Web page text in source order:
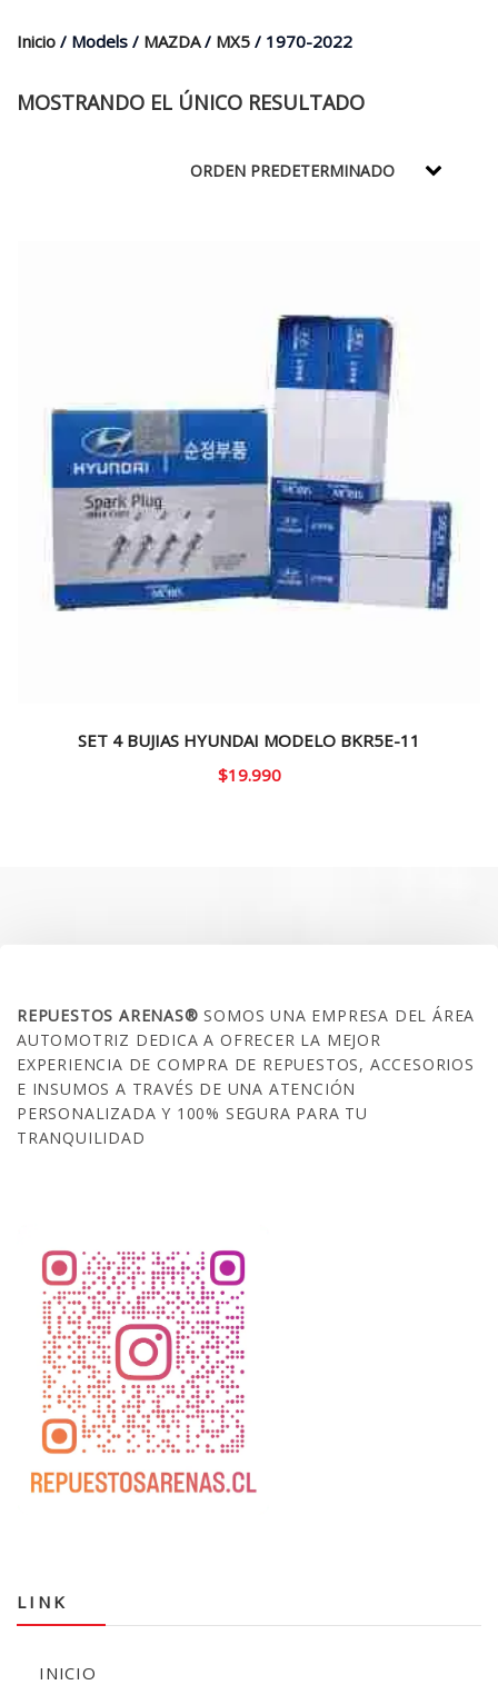
Inicio / Models / MAZDA/ MX5 / 1970-2022
MOSTRANDO EL ÚNICO RESULTADO
SET 4 BUJIAS HYUNDAI MODELO BKR5E-11
$19.990
REPUESTOS ARENAS®SOMOS UNA EMPRESA DEL ÁREA
AUTOMOTRIZ DEDICA A OFRECER LA MEJOR
EXPERIENCIA DE COMPRA DE REPUESTOS, ACCESORIOS
E INSUMOS A TRAVÉS DE UNA ATENCIÓN
PERSONALIZADA Y 100% SEGURA PARA TU
TRANQUILIDAD
LINK
INICIO